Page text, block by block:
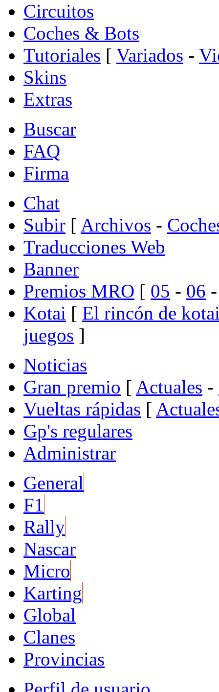
Circuitos
Coches & Bots
Tutoriales [ Variados -
Skins
Extras
Buscar
FAQ
Firma
Chat
Subir [ Archivos -
Traducciones Web
Banner
Premios MRO [ 05 - 06
Kotai [ El rincón de
juegos ]
Noticias
Gran premio [ Actuales -
Vueltas rápidas [
Gp's regulares
Administrar
General
F1
Rally
Nascar
Micro
Karting
Global
Clanes
Provincias